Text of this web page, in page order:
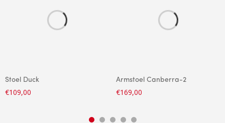
Stoel Duck
€109,00
Armstoel Canberra-2
€169,00